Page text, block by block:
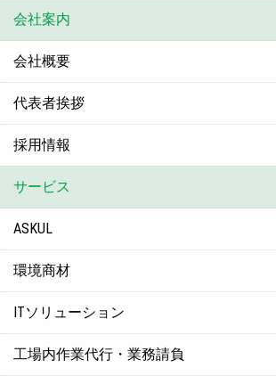
会社案内
会社概要
代表者挨拶
採用情報
サービス
ASKUL
環境商材
ITソリューション
工場内作業代行・業務請負